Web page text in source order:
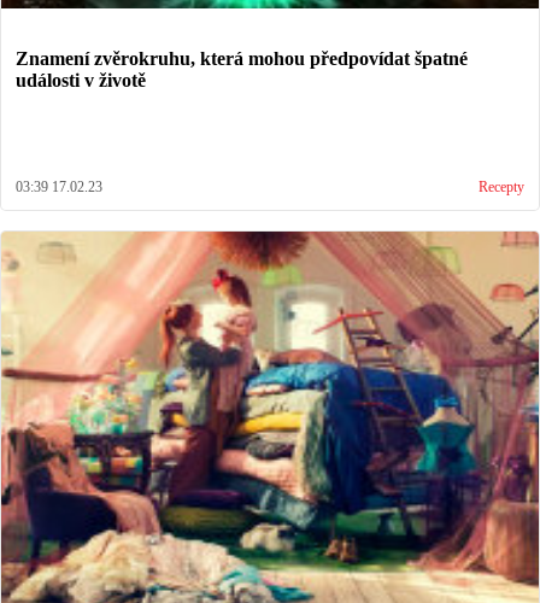
Znamení zvěrokruhu, která mohou předpovídat špatné
události v životě
03:39 17.02.23 Recepty